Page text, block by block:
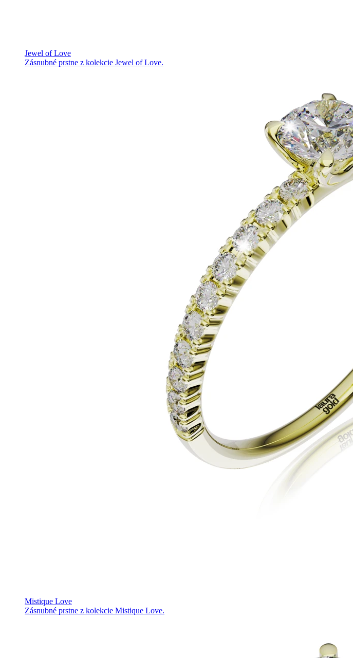
Jewel of Love
Zásnubné prstne z kolekcie Jewel of Love.
Mistique Love
Zásnubné prstne z kolekcie Mistique Love.